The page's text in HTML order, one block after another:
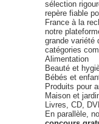
sélection
repère fiable
France à la
notre
grande variété
catégories
Alimentation
Beauté et
Bébés et
Produits pour
Maison et
Livres, CD,
En parallèle,